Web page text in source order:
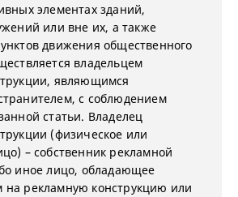
элементах зданий,
или вне их, а также
движения общественного
владельцем
являющимся
с соблюдением
статьи. Владелец
(физическое или
– собственник рекламной
иное лицо, обладающее
рекламную конструкцию или